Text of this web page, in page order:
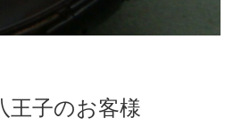
子のお客様